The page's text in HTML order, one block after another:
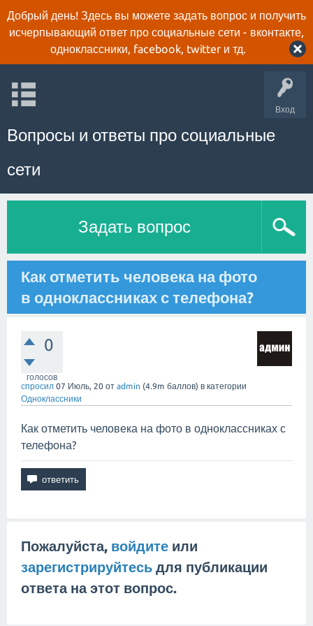
Добрый день! Здесь вы можете задать вопрос и получить
исчерпывающий ответ про социальные сети - вконтакте,
одноклассники, facebook, twitter и тд.
Вход
Вопросы и ответы про социальные
сети
Задать вопрос
Как отметить человека на фото
в одноклассниках с телефона?
0
голосов
спросил 07 Июль, 20 от admin (4.9m баллов) в категории
Одноклассники
Как отметить человека на фото в одноклассниках с
телефона?
Пожалуйста, войдите или
зарегистрируйтесь для публикации
ответа на этот вопрос.